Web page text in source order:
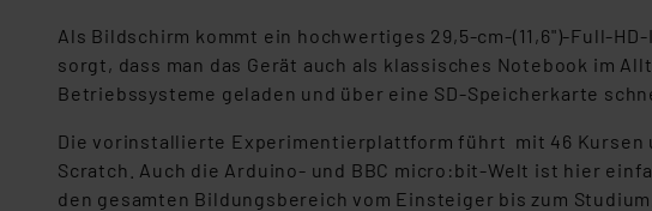
Als Bildschirm kommt ein hochwertiges 29,5-cm-(11,6")-Full-
sorgt, dass man das Gerät auch als klassisches Notebook im
Betriebssysteme geladen und über eine SD-Speicherkarte
Die vorinstallierte Experimentierplattform führt mit 46 Kursen
Scratch. Auch die Arduino- und BBC micro:bit-Welt ist hier
den gesamten Bildungsbereich vom Einsteiger bis zum